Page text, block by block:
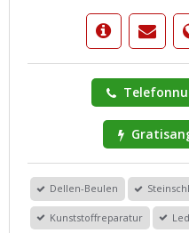
Dellen-Beulen
Kunststoffreparatur